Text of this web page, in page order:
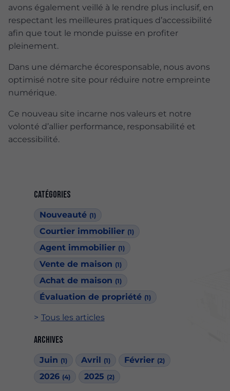
Catégories
Nouveauté (1)
Courtier immobilier (1)
Agent immobilier (1)
Vente de maison (1)
Achat de maison (1)
Évaluation de propriété (1)
Tous les articles
Archives
Juin (1) Avril (1) Février (2)
2026 (4) 2025 (2)
avons également veillé à le rendre plus inclusif, en
respectant les meilleures pratiques d’accessibilité
afin que tout le monde puisse en profiter
pleinement.
Dans une démarche écoresponsable, nous avons
optimisé notre site pour réduire notre empreinte
numérique.
Ce nouveau site incarne nos valeurs et notre
volonté d’allier performance, responsabilité et
accessibilité.